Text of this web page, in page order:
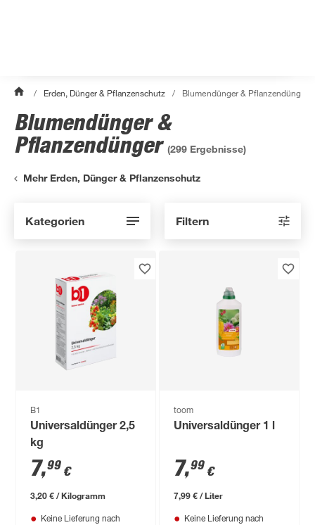
/ Erden, Dünger & Pflanzenschutz / Blumendünger & Pflanzendünger
Blumendünger &
Pflanzendünger (299 Ergebnisse)
Mehr Erden, Dünger & Pflanzenschutz
Kategorien Filtern
B1
Universaldünger 2,5
kg
7,99 €
3,20 € / Kilogramm
Keine Lieferung nach
toom
Universaldünger 1 l
7,99 €
7,99 € / Liter
Keine Lieferung nach